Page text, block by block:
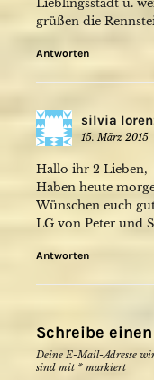
grüßen die
Antworten
silvia
15. März 2015
Hallo ihr 2 Lieben,
Haben heute
Wünschen euch
LG von Peter und
Antworten
Schreibe
Deine E-Mail-Adresse
sind mit * markiert